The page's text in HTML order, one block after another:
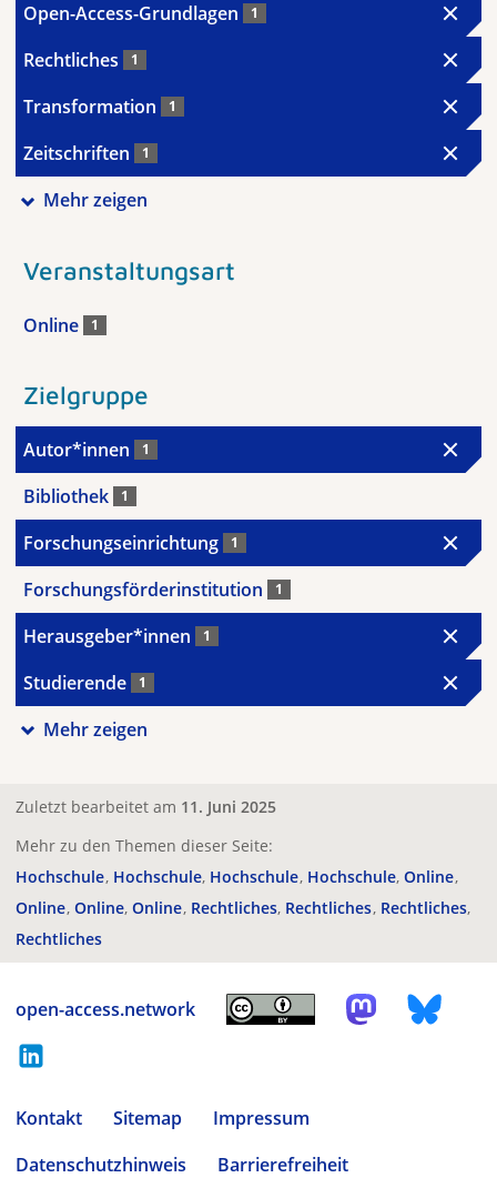
Open-Access-Grundlagen 1
Rechtliches 1
Transformation 1
Zeitschriften 1
Mehr zeigen
Veranstaltungsart
Online 1
Zielgruppe
Autor*innen 1
Bibliothek 1
Forschungseinrichtung 1
Forschungsförderinstitution 1
Herausgeber*innen 1
Studierende 1
Mehr zeigen
Zuletzt bearbeitet am 11. Juni 2025
Mehr zu den Themen dieser Seite:
Hochschule Hochschule Hochschule Hochschule Online
Online Online Online Rechtliches Rechtliches Rechtliches
Rechtliches
open-access.network
Kontakt Sitemap
Impressum
Datenschutzhinweis
Barrierefreiheit